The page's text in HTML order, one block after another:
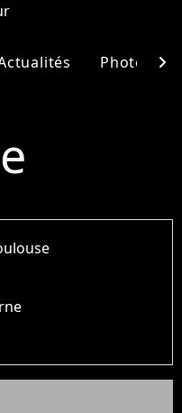
Photos chevron_right